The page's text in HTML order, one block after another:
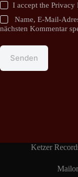
I accept thePrivacy
Name, E-Mail-
nächsten Kommentar
Senden
Ketzer